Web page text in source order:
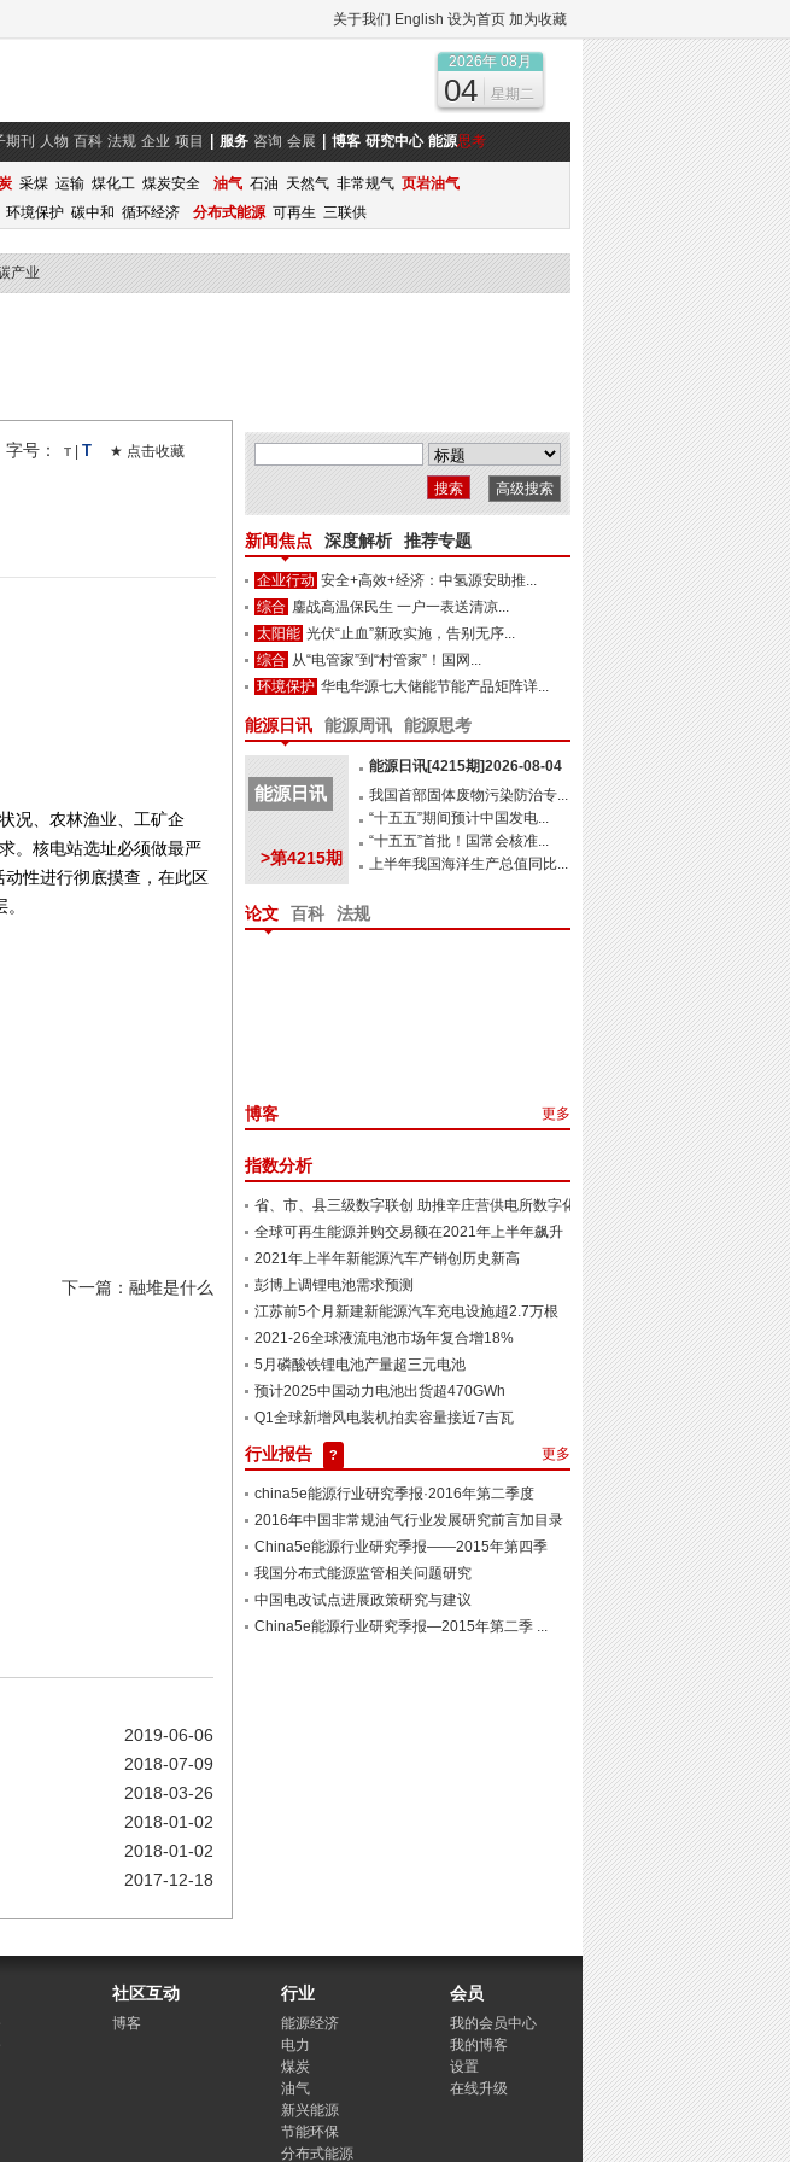
关于我们 English 设为首页 加为收藏
2026年 08月
04 星期二
期刊 人物 百科 法规 企业 项目 服务 咨询 会展 博客 研究中心 能源思考
采煤 运输 煤化工 煤炭安全 油气 石油 天然气 非常规气 页岩油气
环境保护 碳中和 循环经济 分布式能源 可再生 三联供
产业
字号： T T ★ 点击收藏
况、农林渔业、工矿企
。核电站选址必须做最严
性进行彻底摸查，在此区
下一篇：融堆是什么
2019-06-06
2018-07-09
2018-03-26
2018-01-02
2018-01-02
2017-12-18
高级搜索
新闻焦点 深度解析 推荐专题
企业行动 安全+高效+经济：中氢源安助推...
综合 鏖战高温保民生 一户一表送清凉...
太阳能 光伏“止血”新政实施，告别无序...
综合 从“电管家”到“村管家”！国网...
环境保护 华电华源七大储能节能产品矩阵详...
能源日讯 能源周讯 能源思考
能源日讯
>第4215期
能源日讯[4215期]2026-08-04
我国首部固体废物污染防治专...
“十五五”期间预计中国发电...
“十五五”首批！国常会核准...
上半年我国海洋生产总值同比...
论文 百科 法规
更多
博客
指数分析
省、市、县三级数字联创 助推辛庄营供电所数字化示范...
全球可再生能源并购交易额在2021年上半年飙升
2021年上半年新能源汽车产销创历史新高
彭博上调锂电池需求预测
江苏​前5个月新建新能源汽车充电设施超2.7万根
2021-26全球液流电池市场年复合增18%
5月磷酸铁锂电池产量超三元电池
预计2025中国动力电池出货超470GWh
Q1全球新增风电装机拍卖容量接近7吉瓦
更多
行业报告 ?
china5e能源行业研究季报·2016年第二季度
2016年中国非常规油气行业发展研究前言加目录
China5e能源行业研究季报——2015年第四季
我国分布式能源监管相关问题研究
中国电改试点进展政策研究与建议
China5e能源行业研究季报—2015年第二季 ...
社区互动
博客
行业
能源经济
电力
煤炭
油气
新兴能源
节能环保
分布式能源
会员
我的会员中心
我的博客
设置
在线升级